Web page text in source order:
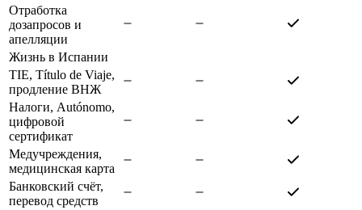
Отработка
дозапросов и
апелляции
Жизнь в Испании
TIE, Título de Viaje,
продление ВНЖ
Налоги, Autónomo,
цифровой
сертификат
Медучреждения,
медицинская карта
Банковский счёт,
перевод средств